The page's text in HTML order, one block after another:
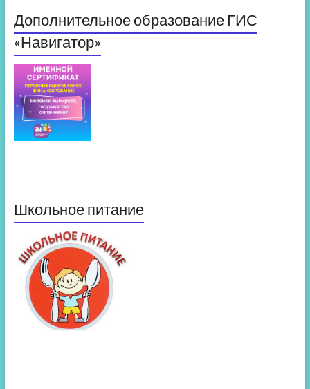
Дополнительное образование ГИС
«Навигатор»
Школьное питание